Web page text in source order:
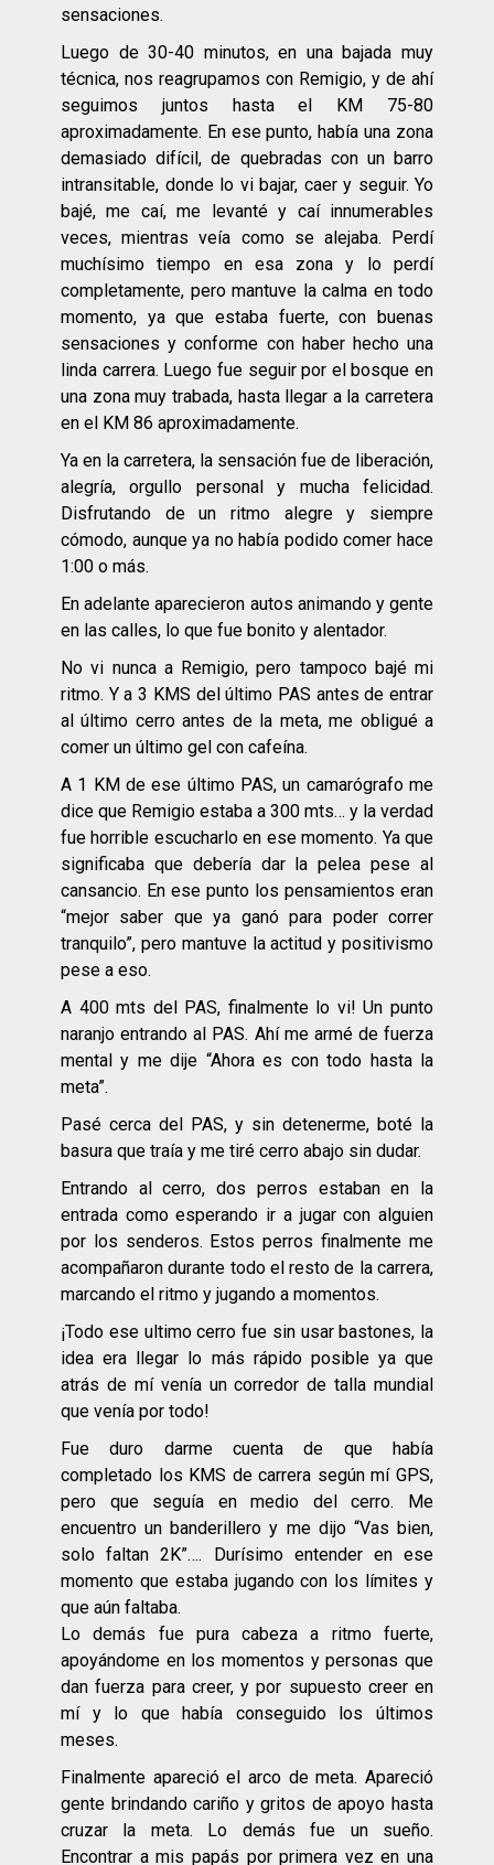
sensaciones.
Luego de 30-40 minutos, en una bajada muy
técnica, nos reagrupamos con Remigio, y de ahí
seguimos juntos hasta el KM 75-80
aproximadamente. En ese punto, había una zona
demasiado difícil, de quebradas con un barro
intransitable, donde lo vi bajar, caer y seguir. Yo
bajé, me caí, me levanté y caí innumerables
veces, mientras veía como se alejaba. Perdí
muchísimo tiempo en esa zona y lo perdí
completamente, pero mantuve la calma en todo
momento, ya que estaba fuerte, con buenas
sensaciones y conforme con haber hecho una
linda carrera. Luego fue seguir por el bosque en
una zona muy trabada, hasta llegar a la carretera
en el KM 86 aproximadamente.
Ya en la carretera, la sensación fue de liberación,
alegría, orgullo personal y mucha felicidad.
Disfrutando de un ritmo alegre y siempre
cómodo, aunque ya no había podido comer hace
1:00 o más.
En adelante aparecieron autos animando y gente
en las calles, lo que fue bonito y alentador.
No vi nunca a Remigio, pero tampoco bajé mi
ritmo. Y a 3 KMS del último PAS antes de entrar
al último cerro antes de la meta, me obligué a
comer un último gel con cafeína.
A 1 KM de ese último PAS, un camarógrafo me
dice que Remigio estaba a 300 mts… y la verdad
fue horrible escucharlo en ese momento. Ya que
significaba que debería dar la pelea pese al
cansancio. En ese punto los pensamientos eran
“mejor saber que ya ganó para poder correr
tranquilo”, pero mantuve la actitud y positivismo
pese a eso.
A 400 mts del PAS, finalmente lo vi! Un punto
naranjo entrando al PAS. Ahí me armé de fuerza
mental y me dije “Ahora es con todo hasta la
meta”.
Pasé cerca del PAS, y sin detenerme, boté la
basura que traía y me tiré cerro abajo sin dudar.
Entrando al cerro, dos perros estaban en la
entrada como esperando ir a jugar con alguien
por los senderos. Estos perros finalmente me
acompañaron durante todo el resto de la carrera,
marcando el ritmo y jugando a momentos.
¡Todo ese ultimo cerro fue sin usar bastones, la
idea era llegar lo más rápido posible ya que
atrás de mí venía un corredor de talla mundial
que venía por todo!
Fue duro darme cuenta de que había
completado los KMS de carrera según mí GPS,
pero que seguía en medio del cerro. Me
encuentro un banderillero y me dijo “Vas bien,
solo faltan 2K”…. Durísimo entender en ese
momento que estaba jugando con los límites y
que aún faltaba.
Lo demás fue pura cabeza a ritmo fuerte,
apoyándome en los momentos y personas que
dan fuerza para creer, y por supuesto creer en
mí y lo que había conseguido los últimos
meses.
Finalmente apareció el arco de meta. Apareció
gente brindando cariño y gritos de apoyo hasta
cruzar la meta. Lo demás fue un sueño.
Encontrar a mis papás por primera vez en una